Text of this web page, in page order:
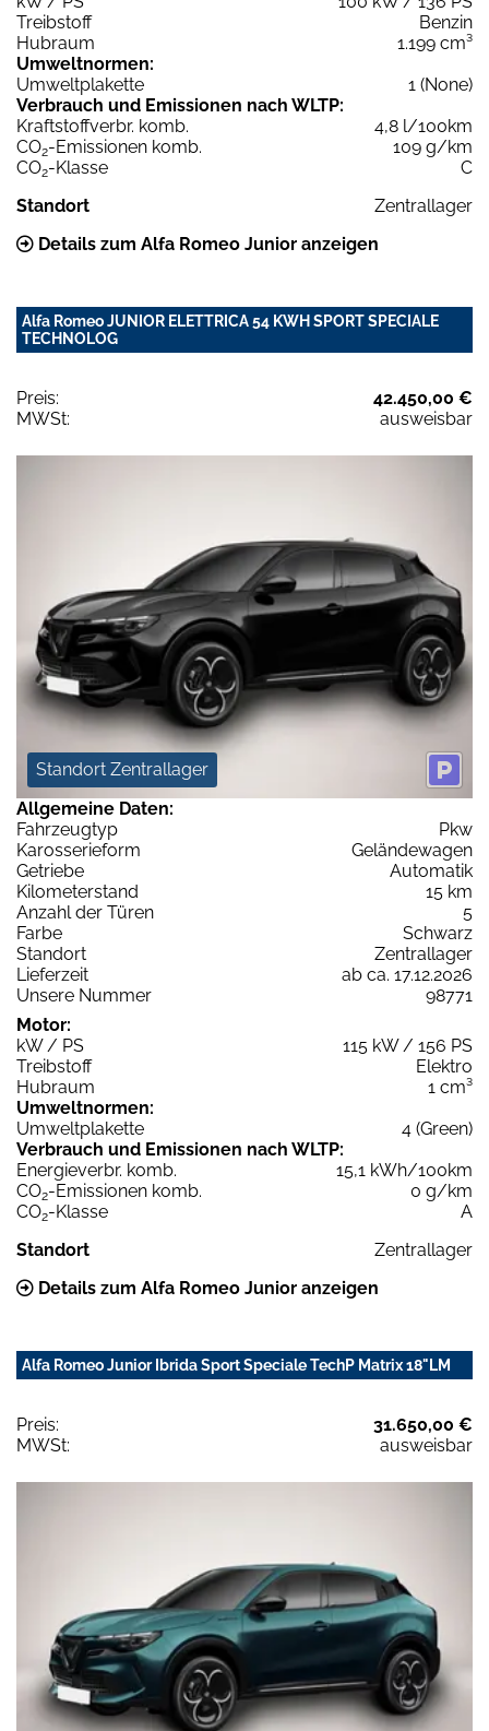
Treibstoff
Benzin
Hubraum
1.199 cm³
Umweltnormen:
Umweltplakette
1 (None)
Verbrauch und Emissionen nach WLTP:
Kraftstoffverbr. komb.
4,8 l/100km
CO2-Emissionen komb.
109 g/km
CO2-Klasse
C
Standort
Zentrallager
Details zum Alfa Romeo Junior anzeigen
Alfa Romeo JUNIOR ELETTRICA 54 KWH SPORT SPECIALE
TECHNOLOG
Preis:
42.450,00 €
MWSt:
ausweisbar
Standort Zentrallager
Allgemeine Daten:
Fahrzeugtyp
Pkw
Karosserieform
Geländewagen
Getriebe
Automatik
Kilometerstand
15 km
Anzahl der Türen
5
Farbe
Schwarz
Standort
Zentrallager
Lieferzeit
ab ca. 17.12.2026
Unsere Nummer
98771
Motor:
kW / PS
115 kW / 156 PS
Treibstoff
Elektro
Hubraum
1 cm³
Umweltnormen:
Umweltplakette
4 (Green)
Verbrauch und Emissionen nach WLTP:
Energieverbr. komb.
15,1 kWh/100km
CO2-Emissionen komb.
0 g/km
CO2-Klasse
A
Standort
Zentrallager
Details zum Alfa Romeo Junior anzeigen
Alfa Romeo Junior Ibrida Sport Speciale TechP Matrix 18"LM
Preis:
31.650,00 €
MWSt:
ausweisbar